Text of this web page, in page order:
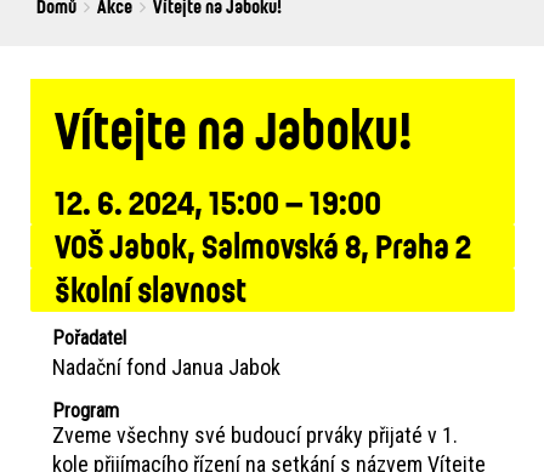
Breadcrumbs
You
Domů Akce Vítejte na Jaboku!
Vítejte na Jaboku!
12. 6. 2024, 15:00 – 19:00
VOŠ Jabok, Salmovská 8, Praha 2
školní slavnost
Pořadatel
Nadační fond Janua Jabok
Program
Zveme všechny své budoucí prváky přijaté v 1.
kole přijímacího řízení na setkání s názvem Vítejte